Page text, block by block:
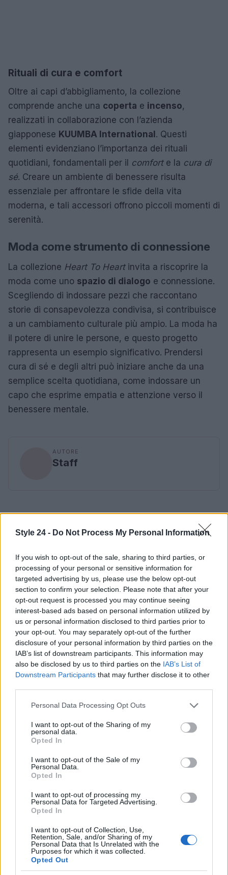
Style 24 - Do Not Process My Personal Information
If you wish to opt-out of the sale, sharing to third parties, or
processing of your personal or sensitive information for
targeted advertising by us, please use the below opt-out
section to confirm your selection. Please note that after your
opt-out request is processed you may continue seeing
interest-based ads based on personal information utilized by
us or personal information disclosed to third parties prior to
your opt-out. You may separately opt-out of the further
disclosure of your personal information by third parties on the
IAB’s list of downstream participants. This information may
also be disclosed by us to third parties on the IAB’s List of
Downstream Participants that may further disclose it to other
Please note that this website/app uses one or more Google
not limited to your visit or usage behaviour. You may click to
grant or deny consent to Google and its third-party tags to
use your data for below specified purposes in below Google
consent section.
Personal Data Processing Opt Outs
I want to opt-out of the Sharing of my
personal data.
Opted In
I want to opt-out of the Sale of my
Personal Data.
Opted In
I want to opt-out of processing my
Personal Data for Targeted Advertising.
Opted In
I want to opt-out of Collection, Use,
Retention, Sale, and/or Sharing of my
Personal Data that Is Unrelated with the
Purposes for which it was collected.
Opted Out
Rituali di cura e comfort
Oltre ai capi d’abbigliamento, la collezione
comprende anche una coperta e incenso,
realizzati in collaborazione con l’azienda
giapponese KUUMBA International. Questi
elementi evidenziano l’importanza dei rituali
quotidiani, fondamentali per il comforte la cura di
sé. Creare un ambiente di benessere risulta
essenziale per affrontare le sfide della vita
moderna, e tali accessori offrono piccoli momenti di
serenità.
Moda come strumento di connessione
La collezione Heart To Heartinvita a riscoprire la
moda come uno spazio di dialogo e connessione.
Scegliendo di indossare pezzi che raccontano
storie di consapevolezza condivisa, si contribuisce
a un cambiamento culturale più ampio. La moda ha
il potere di unire le persone, e questo progetto
rappresenta un esempio significativo. Prendersi
cura di sé e degli altri può iniziare anche da una
semplice scelta quotidiana, come indossare un
capo che esprime empatia e attenzione verso il
benessere mentale.
AUTORE
Staff
Continua a leggere